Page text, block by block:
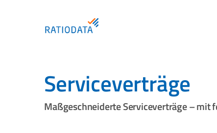
Hit enter to search or ESC to close
Serviceverträge
Maßgeschneiderte Serviceverträge – mit